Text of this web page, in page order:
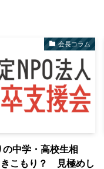
会長コラム
中学・高校生相
こもり？ 見極めし